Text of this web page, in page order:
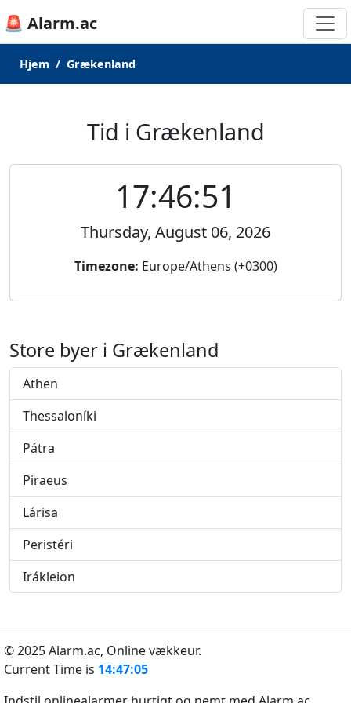
🚨 Alarm.ac
Hjem Grækenland
Tid i Grækenland
17:46:51
Thursday, August 06, 2026
Timezone: Europe/Athens (+0300)
Store byer i Grækenland
Athen
Thessaloníki
Pátra
Piraeus
Lárisa
Peristéri
Irákleion
© 2025 Alarm.ac, Online vækkeur.
Current Time is 14:47:05